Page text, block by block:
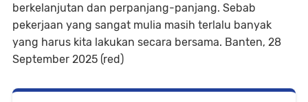
berkelanjutan dan perpanjang-panjang. Sebab
pekerjaan yang sangat mulia masih terlalu banyak
yang harus kita lakukan secara bersama. Banten, 28
September 2025 (red)